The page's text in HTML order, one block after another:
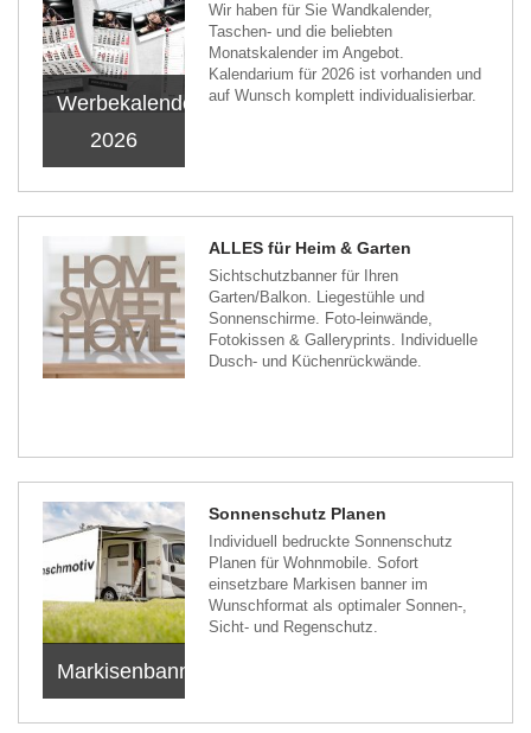
Werbekalender
2026
Wir haben für Sie Wandkalender,
Taschen- und die beliebten
Monatskalender im Angebot.
Kalendarium für 2026 ist vorhanden und
auf Wunsch komplett individualisierbar.
ALLES für Heim & Garten
Sichtschutzbanner für Ihren
Garten/Balkon. Liegestühle und
Sonnenschirme. Foto-leinwände,
Fotokissen & Galleryprints. Individuelle
Dusch- und Küchenrückwände.
Markisenbanner
Sonnenschutz Planen
Individuell bedruckte Sonnenschutz
Planen für Wohnmobile. Sofort
einsetzbare Markisen banner im
Wunschformat als optimaler Sonnen-,
Sicht- und Regenschutz.